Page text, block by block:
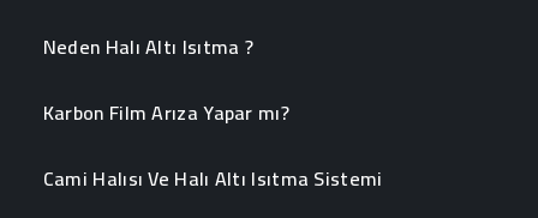
Neden Halı Altı Isıtma ?
Karbon Film Arıza Yapar mı?
Cami Halısı Ve Halı Altı Isıtma Sistemi